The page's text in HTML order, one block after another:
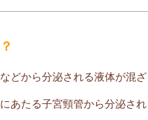
どから分泌される液体が混ざ
あたる子宮頸管から分泌さ